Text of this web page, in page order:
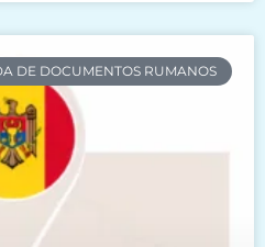
DE DOCUMENTOS RUMANOS